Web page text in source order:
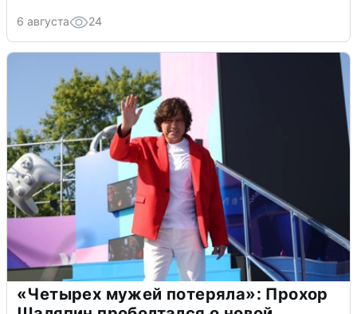
6 августа 24
«Четырех мужей потеряла»: Прохор